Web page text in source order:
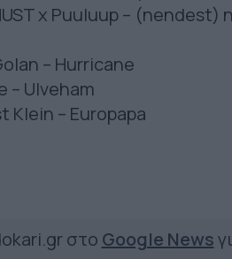
x Puuluup –
– Hurricane
– Ulveham
Klein – Europapa
στο Google News